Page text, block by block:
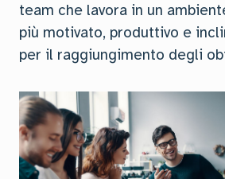
team che lavora in un
più motivato, produttivo e
per il raggiungimento degli